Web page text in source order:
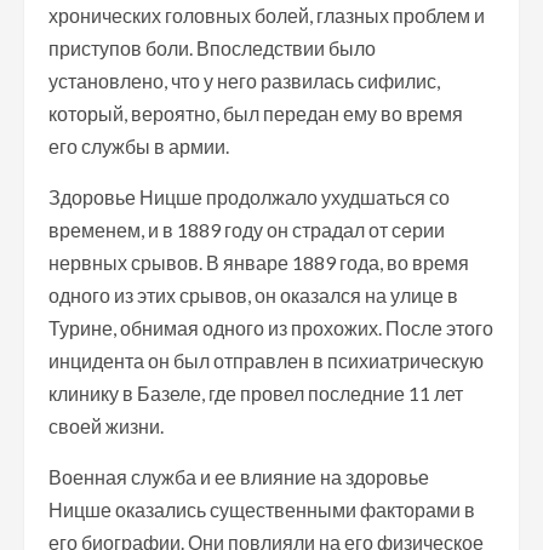
хронических головных болей, глазных проблем и
приступов боли. Впоследствии было
установлено, что у него развилась сифилис,
который, вероятно, был передан ему во время
его службы в армии.
Здоровье Ницше продолжало ухудшаться со
временем, и в 1889 году он страдал от серии
нервных срывов. В январе 1889 года, во время
одного из этих срывов, он оказался на улице в
Турине, обнимая одного из прохожих. После этого
инцидента он был отправлен в психиатрическую
клинику в Базеле, где провел последние 11 лет
своей жизни.
Военная служба и ее влияние на здоровье
Ницше оказались существенными факторами в
его биографии. Они повлияли на его физическое